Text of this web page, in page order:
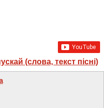
(слова, текст пісні)